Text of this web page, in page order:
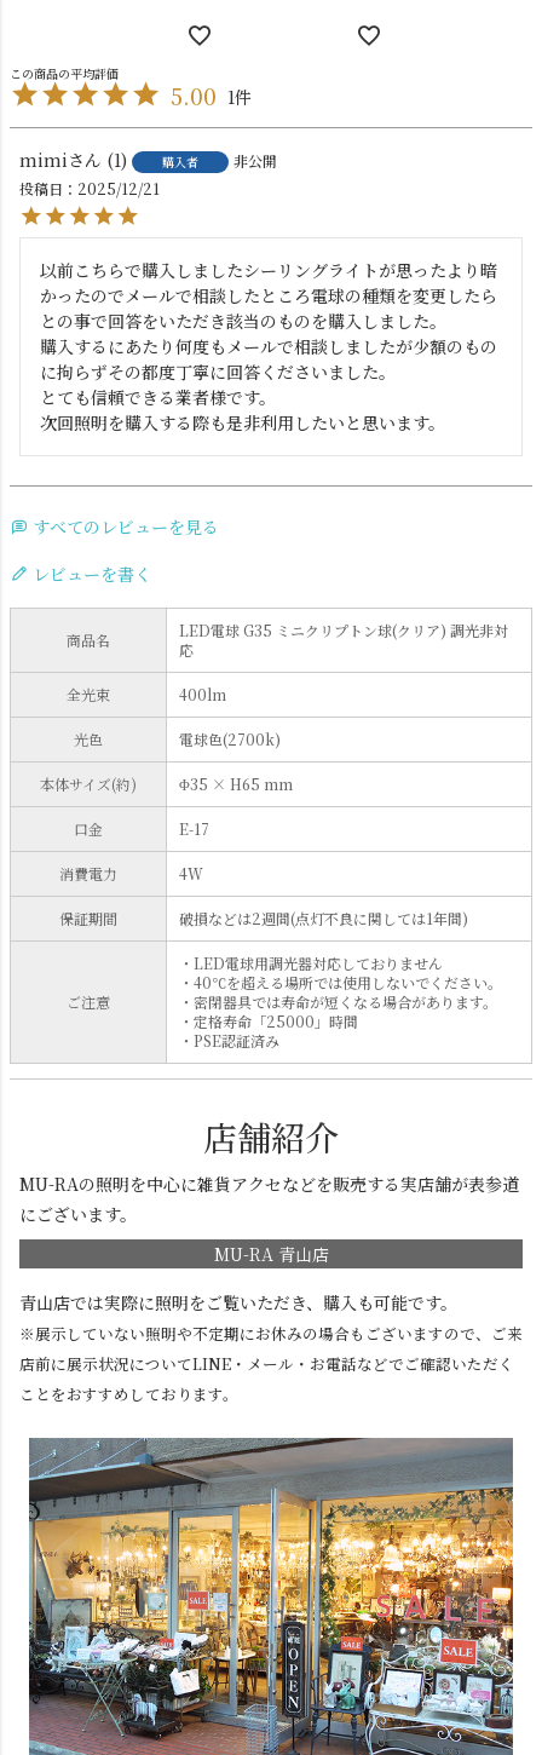
5.00 1
mimi 1 購入者
非公開
投稿日
2025/12/21
以前こちらで購入しましたシーリングライトが思ったより暗
かったのでメールで相談したところ電球の種類を変更したら
との事で回答をいただき該当のものを購入しました。
購入するにあたり何度もメールで相談しましたが少額のもの
に拘らずその都度丁寧に回答くださいました。
とても信頼できる業者様です。
次回照明を購入する際も是非利用したいと思います。
すべてのレビューを見る
レビューを書く
商品名
LED電球 G35 ミニクリプトン球(クリア) 調光非対
応
全光束 400lm
光色 電球色(2700k)
本体サイズ(約) Φ35 × H65 mm
口金 E-17
消費電力 4W
保証期間 破損などは2週間(点灯不良に関しては1年間)
ご注意
・LED電球用調光器対応しておりません
・40℃を超える場所では使用しないでください。
・密閉器具では寿命が短くなる場合があります。
・定格寿命「25000」時間
・PSE認証済み
店舗紹介
MU-RAの照明を中心に雑貨アクセなどを販売する実店舗が表参道
にございます。
MU-RA 青山店
青山店では実際に照明をご覧いただき、購入も可能です。
※展示していない照明や不定期にお休みの場合もございますので、ご来
店前に展示状況についてLINE・メール・お電話などでご確認いただく
ことをおすすめしております。